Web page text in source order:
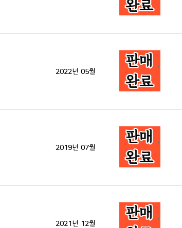
2022년 05월
2019년 07월
2021년 12월